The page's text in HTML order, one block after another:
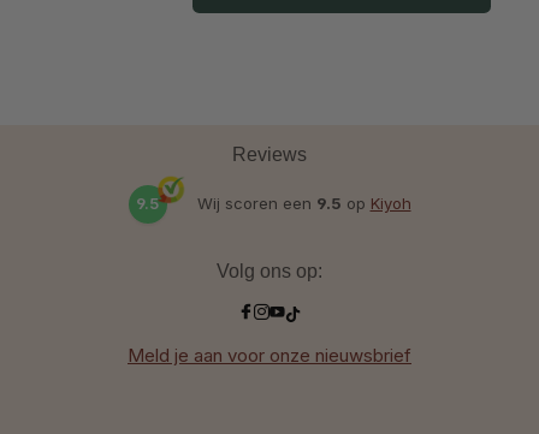
Reviews
9.5 Wij scoren een 9.5 op Kiyoh
Volg ons op:
Meld je aan voor onze nieuwsbrief